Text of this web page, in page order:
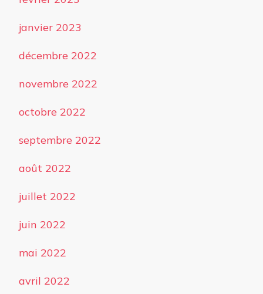
janvier 2023
décembre 2022
novembre 2022
octobre 2022
septembre 2022
août 2022
juillet 2022
juin 2022
mai 2022
avril 2022